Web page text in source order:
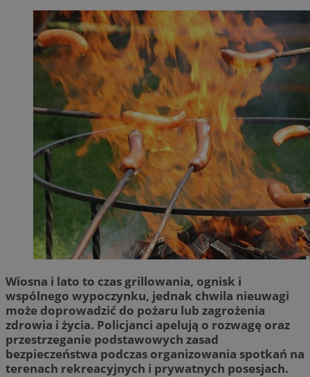
Wiosna i lato to czas grillowania, ognisk i
wspólnego wypoczynku, jednak chwila nieuwagi
może doprowadzić do pożaru lub zagrożenia
zdrowia i życia. Policjanci apelują o rozwagę oraz
przestrzeganie podstawowych zasad
bezpieczeństwa podczas organizowania spotkań na
terenach rekreacyjnych i prywatnych posesjach.